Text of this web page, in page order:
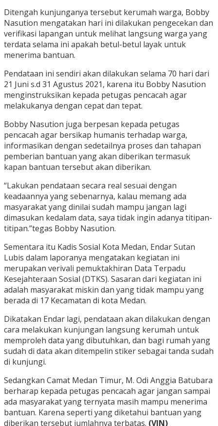
Ditengah kunjunganya tersebut kerumah warga, Bobby
Nasution mengatakan hari ini dilakukan pengecekan dan
verifikasi lapangan untuk melihat langsung warga yang
terdata selama ini apakah betul-betul layak untuk
menerima bantuan.
Pendataan ini sendiri akan dilakukan selama 70 hari dari
21 Juni s.d 31 Agustus 2021, karena itu Bobby Nasution
menginstruksikan kepada petugas pencacah agar
melakukanya dengan cepat dan tepat.
Bobby Nasution juga berpesan kepada petugas
pencacah agar bersikap humanis terhadap warga,
informasikan dengan sedetailnya proses dan tahapan
pemberian bantuan yang akan diberikan termasuk
kapan bantuan tersebut akan diberikan.
“Lakukan pendataan secara real sesuai dengan
keadaannya yang sebenarnya, kalau memang ada
masyarakat yang dinilai sudah mampu jangan lagi
dimasukan kedalam data, saya tidak ingin adanya titipan-
titipan.”tegas Bobby Nasution.
Sementara itu Kadis Sosial Kota Medan, Endar Sutan
Lubis dalam laporanya mengatakan kegiatan ini
merupakan verivali pemuktakhiran Data Terpadu
Kesejahteraan Sosial (DTKS). Sasaran dari kegiatan ini
adalah masyarakat miskin dan yang tidak mampu yang
berada di 17 Kecamatan di kota Medan.
Dikatakan Endar lagi, pendataan akan dilakukan dengan
cara melakukan kunjungan langsung kerumah untuk
memproleh data yang dibutuhkan, dan bagi rumah yang
sudah di data akan ditempelin stiker sebagai tanda sudah
di kunjungi.
Sedangkan Camat Medan Timur, M. Odi Anggia Batubara
berharap kepada petugas pencacah agar jangan sampai
ada masyarakat yang ternyata masih mampu menerima
bantuan. Karena seperti yang diketahui bantuan yang
diberikan tersebut jumlahnya terbatas. (VIN)